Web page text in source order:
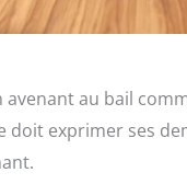
au bail
exprimer ses